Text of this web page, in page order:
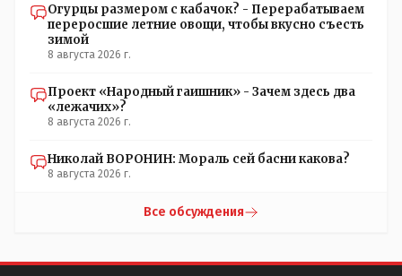
Огурцы размером с кабачок? - Перерабатываем
переросшие летние овощи, чтобы вкусно съесть
зимой
8 августа 2026 г.
Проект «Народный гаишник» - Зачем здесь два
«лежачих»?
8 августа 2026 г.
Николай ВОРОНИН: Мораль сей басни какова?
8 августа 2026 г.
Все обсуждения